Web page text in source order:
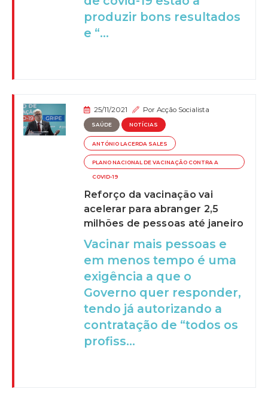
produzir bons resultados
e “...
25/11/2021 PorAcção Socialista
SAÚDE NOTÍCIAS
ANTÓNIO LACERDA SALES
PLANO NACIONAL DE VACINAÇÃO CONTRA A
COVID-19
Reforço da vacinação vai
acelerar para abranger 2,5
milhões de pessoas até janeiro
Vacinar mais pessoas e
em menos tempo é uma
exigência a que o
Governo quer responder,
tendo já autorizando a
contratação de “todos os
profiss...